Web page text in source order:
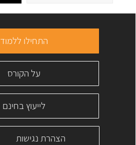
התחילו ללמוד
על הקורס
לייעוץ בחינם
הצהרת נגישות